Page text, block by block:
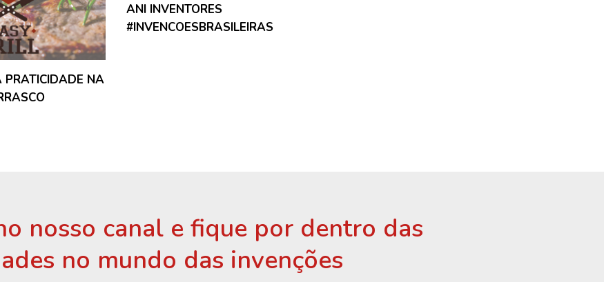
PRATICIDADE NA
ANI INVENTORES
#INVENCOESBRASILEIRAS
nosso canal e fique por dentro das
no mundo das invenções